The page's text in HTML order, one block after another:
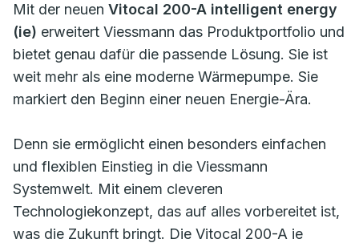
Mit der neuen Vitocal 200-A intelligent energy
(ie) erweitert Viessmann das Produktportfolio und
bietet genau dafür die passende Lösung. Sie ist
weit mehr als eine moderne Wärmepumpe. Sie
markiert den Beginn einer neuen Energie-Ära.
Denn sie ermöglicht einen besonders einfachen
und flexiblen Einstieg in die Viessmann
Systemwelt. Mit einem cleveren
Technologiekonzept, das auf alles vorbereitet ist,
was die Zukunft bringt. Die Vitocal 200-A ie